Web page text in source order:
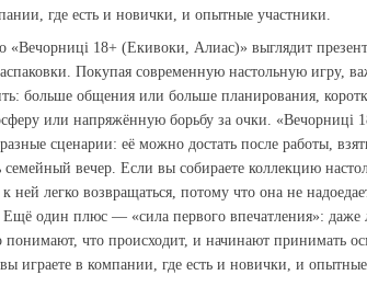
где есть и новички, и опытные участники.
«Вечорниці 18+ (Екивоки, Алиас)» выглядит
Покупая современную настольную игру,
больше общения или больше планирования,
или напряжённую борьбу за очки. «Вечорниці
сценарии: её можно достать после работы,
вечер. Если вы собираете коллекцию
легко возвращаться, потому что она не
один плюс — «сила первого впечатления»: даже
понимают, что происходит, и начинают принимать
играете в компании, где есть и новички, и